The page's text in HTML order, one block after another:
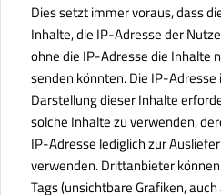
Dies setzt immer voraus, dass
Inhalte, die IP-Adresse der
ohne die IP-Adresse die Inhalte
senden könnten. Die IP-
Darstellung dieser Inhalte
solche Inhalte zu verwenden,
IP-Adresse lediglich zur
verwenden. Drittanbieter
Tags (unsichtbare Grafiken, auch